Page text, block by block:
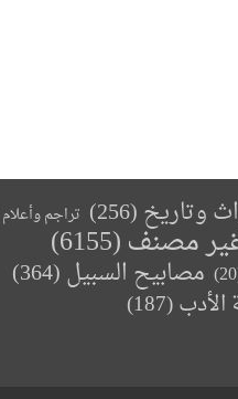
وتاريخ(256) تراجم وأعلام
مصنف(6155)
مصابيح السبيل(364)
الأدب(187)